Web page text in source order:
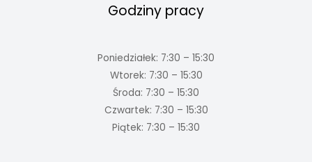
Godziny pracy
Poniedziałek: 7:30 – 15:30
Wtorek: 7:30 – 15:30
Środa: 7:30 – 15:30
Czwartek: 7:30 – 15:30
Piątek: 7:30 – 15:30